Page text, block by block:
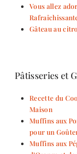
Vous allez
Gâteau au
Pâtisseries et
Recette du
Maison
Muffins aux
pour un
Muffins aux